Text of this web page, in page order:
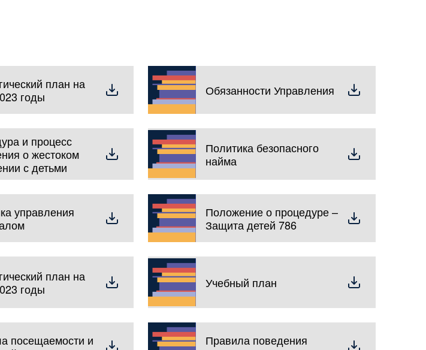
план на
годы
Обязанности Управления
и процесс
о жестоком
с детьми
Политика безопасного
найма
управления
Положение о процедуре –
Защита детей 786
план на
годы
Учебный план
посещаемости и
Правила поведения